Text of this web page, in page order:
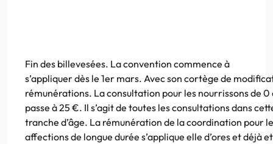
Fin des billevesées. La convention commence à
s’appliquer dès le 1er mars. Avec son cortège de
rémunérations. La consultation pour les nourrissons de 0
passe à 25 €. Il s’agit de toutes les consultations dans
tranche d’âge. La rémunération de la coordination pour
affections de longue durée s’applique elle d’ores et déjà